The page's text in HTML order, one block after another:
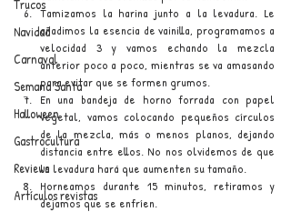
Trucos
Navidad
Carnaval
Semana Santa
Halloween
Gastrocultura
Reviews
Artículos revistas
Tamizamos la harina junto a la levadura. Le
añadimos la esencia de vainilla, programamos a
velocidad 3 y vamos echando la mezcla
anterior poco a poco, mientras se va amasando
para evitar que se formen grumos.
En una bandeja de horno forrada con papel
vegetal, vamos colocando pequeños círculos
de la mezcla, más o menos planos, dejando
distancia entre ellos. No nos olvidemos de que
la levadura hará que aumenten su tamaño.
Horneamos durante 15 minutos, retiramos y
dejamos que se enfríen.